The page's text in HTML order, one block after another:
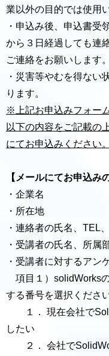
業以外の目的では使用
・申込み後、申込書受
から３日経過しても連
ご連絡をお願いします。
・災害等やむを得ない
ります。
※上記お申込みフォー
以下の内容をご記載の
にてお申込みください。
【メールにてお申込み
・企業名
・所在地
・連絡者の氏名、TEL
・受講者の氏名、所属
・受講者に対するアン
項目１）solidWorks
する番号を選択ください
１． 現在会社で
したい
２． 会社で